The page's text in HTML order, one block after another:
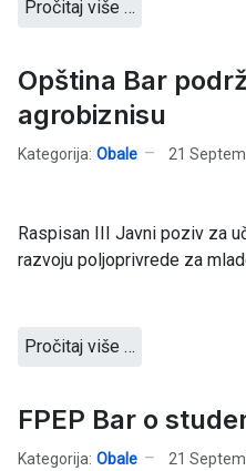
Pročitaj više …
Opština Bar
agrobiznisu
Kategorija: Obale 21
Raspisan III Javni poziv za
razvoju poljoprivrede za
Pročitaj više …
FPEP Bar o
Kategorija: Obale 21